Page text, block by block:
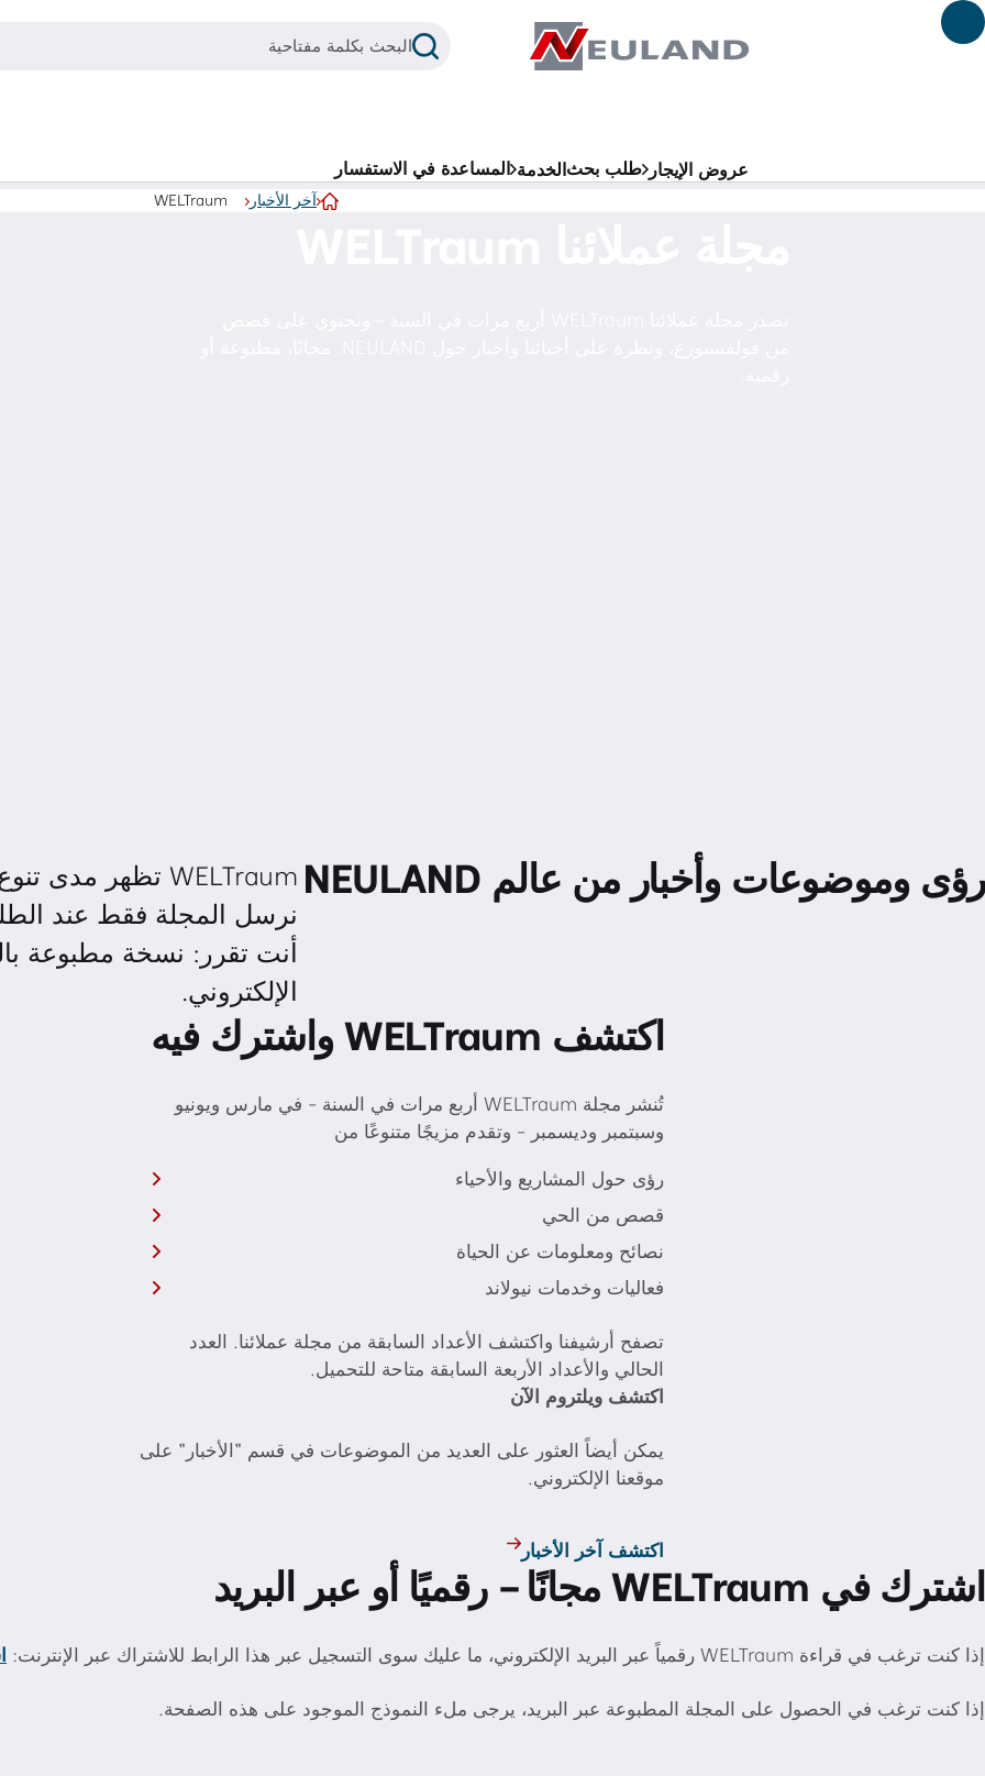
الانتقال إلى المحتوى الرئيسي
البحث بكلمة مفتاحيةبحث
عمليات بحث متكررة عروض الإيجار طلب بحثالخدمة المساعدة في الاستفسار
آخر الأخبار WELTraum
رؤى وموضوعات وأخبار من عالم NEULAND
نرسل المجلة فقط عند
أنت تقرر: نسخة مطبوعة
الإلكتروني.
اكتشف WELTraum واشترك فيه
تُنشر مجلة WELTraum أربع مرات في السنة - في مارس ويونيو
وسبتمبر وديسمبر - وتقدم مزيجًا متنوعًا من
رؤى حول المشاريع والأحياء
قصص من الحي
نصائح ومعلومات عن الحياة
فعاليات وخدمات نيولاند
تصفح أرشيفنا واكتشف الأعداد السابقة من مجلة عملائنا. العدد
الحالي والأعداد الأربعة السابقة متاحة للتحميل.
اكتشف ويلتروم الآن
يمكن أيضاً العثور على العديد من الموضوعات في قسم "الأخبار" على
موقعنا الإلكتروني.
اكتشف آخر الأخبار
اشترك في WELTraum مجانًا – رقميًا أو عبر البريد
إذا كنت ترغب في قراءة WELTraum رقمياً عبر البريد الإلكتروني، ما عليك سوى التسجيل عبر هذا الرابط للاشتراك عبر الإنترنت:
إذا كنت ترغب في الحصول على المجلة المطبوعة عبر البريد، يرجى ملء النموذج الموجود على هذه الصفحة.